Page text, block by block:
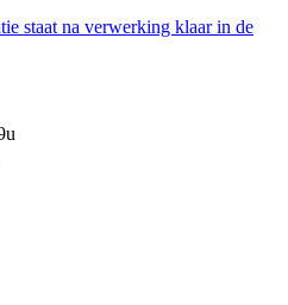
staat na verwerking klaar in de